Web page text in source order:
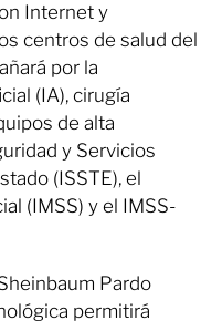
Internet y
centros de salud del
por la
(IA), cirugía
de alta
y Servicios
(ISSTE), el
(IMSS) y el IMSS-
Pardo
permitirá